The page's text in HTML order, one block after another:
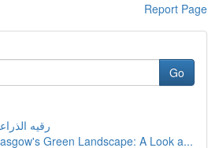
Report Page
Go
رقيه
Green Landscape: A Look a...